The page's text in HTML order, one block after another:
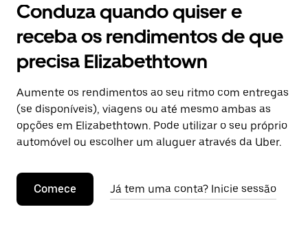
Conduza quando quiser e
receba os rendimentos de que
precisa Elizabethtown
Aumente os rendimentos ao seu ritmo com entregas
(se disponíveis), viagens ou até mesmo ambas as
opções em Elizabethtown. Pode utilizar o seu próprio
automóvel ou escolher um aluguer através da Uber.
Comece Já tem uma conta? Inicie sessão